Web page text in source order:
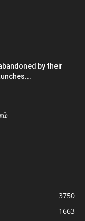
by their
3750
1663